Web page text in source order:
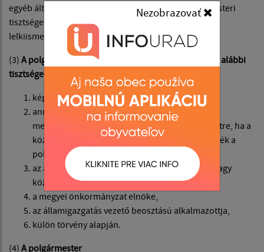
Nezobrazovať
egyéb általánosan kötelező jogszabályokat polgármesteri
tisztségem gyakorlása során legjobb tudásom és
lelkiismeretem szerint fogom alkalmazni.”
(3) A polgármester tisztsége összeegyeztethetetlen az alábbi
tisztségekkel:
képviselő,
annak a községnek az alkalmazottja, ahol
megválasztották; ez nem vonatkozik arra az esetre, ha a
község alkalmazottját hosszú távon mentesítették a
polgármesteri tisztség ellátása érdekében,
az adott község által létrehozott költségvetési vagy
közhasznú szervezet törvényes képviselője,
a megyei önkormányzat elnöke,
az államigazgatás vezető beosztású alkalmazottja,
külön törvény alapján.
(4) A polgármester